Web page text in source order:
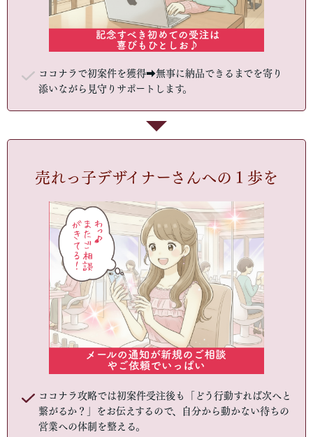
ココナラで初案件を獲得➡無事に納品できるまでを寄り
添いながら見守りサポートします。
売れっ子デザイナーさんへの１歩を
ココナラ攻略では初案件受注後も「どう行動すれば次へと
繋がるか？」をお伝えするので、自分から動かない待ちの
営業への体制を整える。